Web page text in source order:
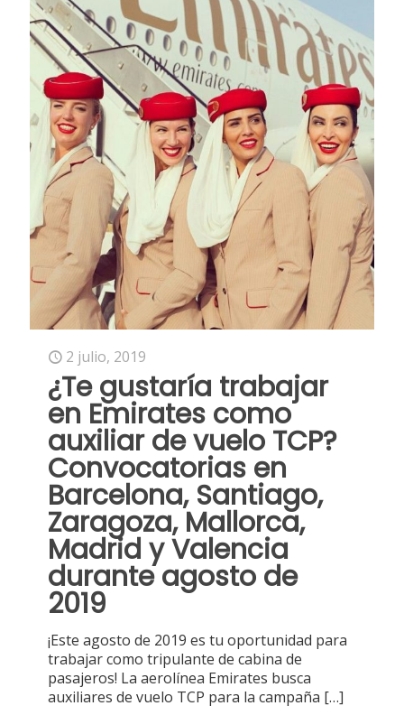
2 julio, 2019
¿Te gustaría trabajar
en Emirates como
auxiliar de vuelo TCP?
Convocatorias en
Barcelona, Santiago,
Zaragoza, Mallorca,
Madrid y Valencia
durante agosto de
2019
¡Este agosto de 2019 es tu oportunidad para
trabajar como tripulante de cabina de
pasajeros! La aerolínea Emirates busca
auxiliares de vuelo TCP para la campaña […]